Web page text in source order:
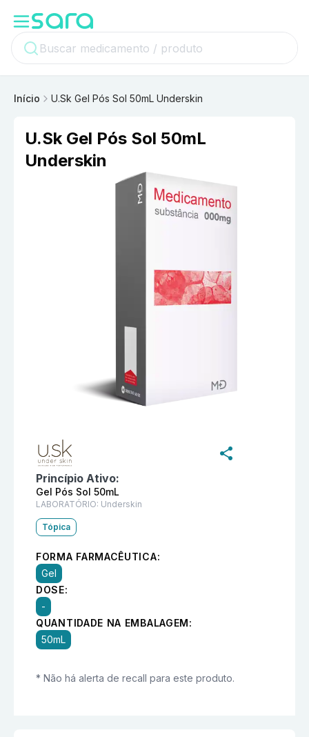
Início U.Sk Gel Pós Sol 50mL Underskin
U.Sk Gel Pós Sol 50mL
Underskin
Princípio Ativo:
Gel Pós Sol 50mL
LABORATÓRIO: Underskin
Tópica
FORMA FARMACÊUTICA:
Gel
DOSE:
-
QUANTIDADE NA EMBALAGEM:
50mL
* Não há alerta de recall para este produto.